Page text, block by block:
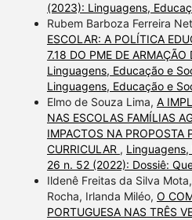
(2023): Linguagens,
Rubem Barboza Ferreira
ESCOLAR: A POLÍTICA
7.18 DO PME DE
Linguagens, Educação e
Linguagens, Educação e
Elmo de Souza Lima, A
NAS ESCOLAS FAMÍLIAS
IMPACTOS NA PROPOSTA
CURRICULAR ,
26 n. 52 (2022): Dossiê:
Ildenê Freitas da Silva
Rocha, Irlanda Miléo, O
PORTUGUESA NAS TRÊS